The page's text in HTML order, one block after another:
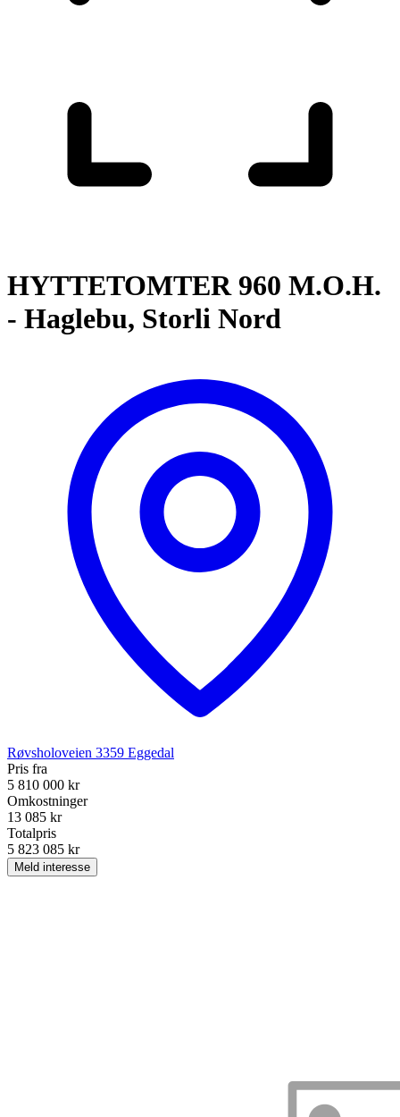
HYTTETOMTER 960 M.O.H.
- Haglebu, Storli Nord
Røvsholoveien 3359 Eggedal
Pris fra
5 810 000 kr
Omkostninger
13 085 kr
Totalpris
5 823 085 kr
Meld interesse